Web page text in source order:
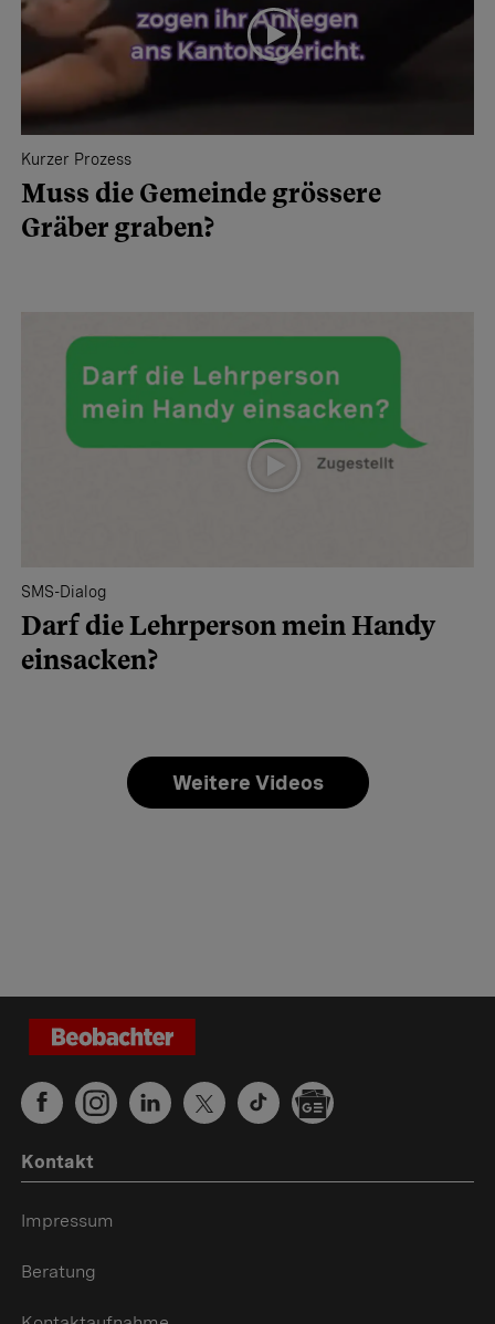
Kurzer Prozess
Muss die Gemeinde grössere
Gräber graben?
SMS-Dialog
Darf die Lehrperson mein Handy
einsacken?
Weitere Videos
Kontakt
Impressum
Beratung